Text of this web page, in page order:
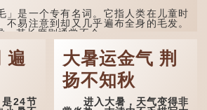
是一个专有名词。它指人类在儿童时
不易注意到却又几乎遍布全身的毛发。
其长度则通常不会...
遍
24节
大暑运金气 荆
扬不知秋
进入大暑，天气变得非